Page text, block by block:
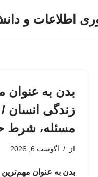
اطلاعات و
بدن به عنوان
زندگی انسان
مسئله، شرط
از آگوست 6, 2026
بدن به عنوان